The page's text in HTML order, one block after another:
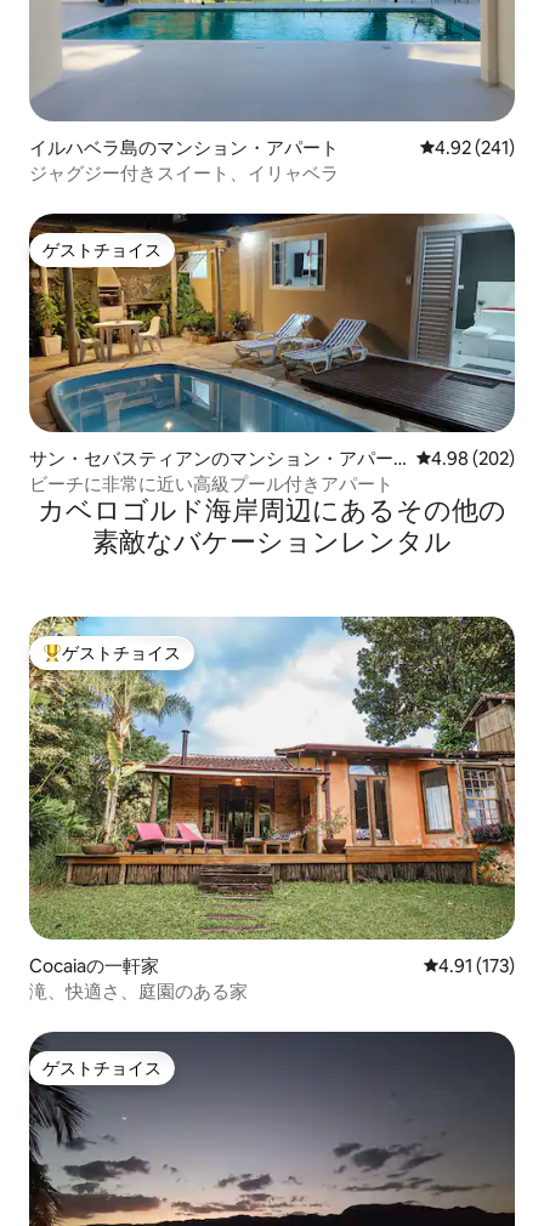
イルハベラ島のマンション・アパート レビュー241
4.92 (241)
ジャグジー付きスイート、イリャベラ
ゲストチョイス
ゲストチョイス
サン・セバスティアンのマンション・アパー
ト
レビュー202
4.98 (202)
ビーチに非常に近い高級プール付きアパート
カベロゴルド海岸⁠周⁠辺⁠に⁠あ⁠るそ⁠の⁠他⁠の
素⁠敵⁠なバ⁠ケ⁠ー⁠シ⁠ョ⁠ン⁠レ⁠ン⁠タ⁠ル
大好評のゲストチョイスです。
ゲストチョイス
Cocaiaの一軒家 レビュー173
4.91 (173)
滝、快適さ、庭園のある家
ゲストチョイス
ゲストチョイス